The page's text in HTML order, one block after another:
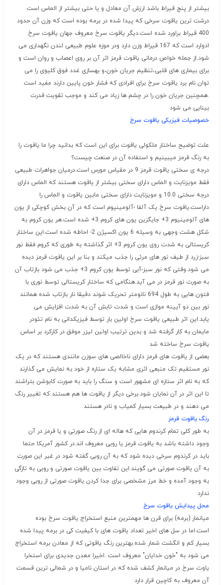
بیشتر از پنج قیراط باشد ارزش آن معادل و یا حتی بیشتر از الماس است
درشت ترین یاقوت سرخی که پیدا شده در برمه بوده است که وزن آن حدود
400 قیراط براورد شده است.دیگر یاقوت سرخ معروف جهان یاقوت سرخ
ادوارد است که 167 قیراط وزن دارد ودر موزه علوم طبیعی لندن نگهداری می
شود.از جمله خواص درمانی یاقوت قرمز اثر آن بر روی اعصاب و روان است و
برای بیماری های قلبی،تنظیم جریان خون،و بهسازی غدد فوق کلیوی را می
توان نام برد یاقوت سرخ برای افرادی که فشار خون پایین دارند مفید است
.همچنین جریان خون را در چشم ها زیاد می کند و موجب تقویت قدرت
بینایی می شود
خصوصیات فیزیکی یاقوت سرخ
علت توضیح ساختار ملکولی یاقوت برای این است که بدانید چرا ما یاقوت را
به رنگ قرمز میبینیم و استفاده آن در صنعت چیست؟
درجه ی سختی یاقوت قرمز 9 در مقیاس مورس است.درمیان جواهرات طبیعی
فقط مویزنایت و الماس دارای سختی بیشتر از یاقوت هستند که الماس دارای
درجه سختی 10.0 و مویزنایت دارای سختی مابین یاقوت و الماس را
داراست.یاقوت سرخ یک آلفا -آلومینیوم است که در آن بخش کوچکی از یون
های آلومینیوم 3+ جایگزین یون های کروم 3+ شده است.هر یون کروم به
شکل هشت وجهی به وسیله 6 یون اکسیژن 2- احاطه شده است.این ساختار
کریستالی به شدت روی یون کروم 3+ اثر گذاشته به طوری که کروم فقط نور
سبز-زرد از طیف نور های مرئی را جذب میکند و بنا بر این یاقوت قرمز دیده
می شود.وقتی که نور سبز-آبی توسط یون کروم 3+ جذب می شود بازتاب آن
به صورت نور قرمز در می آید.هنگامی که ساختار کریستالی توسط نوری با
فتون هایی به طول 694 نانومتر تحریک شوند دقیقا نار بازتاب شده همانند
نور بین دو آیینه موازی است و شدت تابش آن به شدت افزایش می
یابد.این اثر طبیعی یاقوت سرخ اولین بار توسط فیزیکدانی به نام تئودر
مایمان به کار گرفته شد و بدین ترتیب اولین لیزر موفق در کارکرد بر اساس
یاقوت سرخ ساخته شد
بعضی از یاقوت های قرمز دارای ناخالصی های سوزن مانندی هستند که در یک
نور مستقیم تک منبعی اثری مشابه یک ستاره از خود به نمایش می گذارند
که به نام اثر ستاره ای مشهور است و سنگ را باید به صورت کابوشن بتراشند
تا این اثر در آن نمایان شود.برخی دیگر از یاقوت ها هم هستند که تغییر رنگ
می دهند و در طبیعت بسیار کمیاب و نادر هستند
رنگ یاقوت قرمز
به طور کلی تمام کرندوم هایی که هاله ای از رنگ صورتی و یا قرمز در آن
وجود داشته باشد به یاقوت قرمز یا روبی معروف اند.در کشور آمریکا حتما
باید در کرندوم سرخی دیده شود که به آن روبی گفته شود در غیر این صورت
به آن یاقوت صورتی می گویند.این تفاوت بین یاقوت صورتی و روبی به تازگی
به وجود آمده و خط مرز مشخصی برای جدا کردن یاقوت صورتی از روبی وجود
ندارد
محل پیدایش یاقوت سرخ
میانمار (برمه) برای قرن ها مهمترین منبع استخراج یاقوت سرخ بوده
است.اما در سل های اخیر تعداد یاقوت های با کیفیت کی در برمه پیدا شده
بسیار کم و انگشت شمار شده.بهترین رنگ یاقوتی که از معادن برمه استخراج
می شود به "خون خدایان" معروف است .اخیرا معدن جدیدی برای استخرا
یاوت سرخ در میانمار کشف شده که در استان نامیا و در شمالی ترین قسمت
آن معروف به کاچین قرار دارد